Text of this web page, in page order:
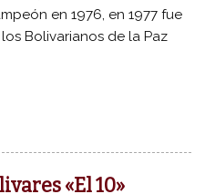
en 1976, en 1977 fue
Bolivarianos de la Paz
«El 10»